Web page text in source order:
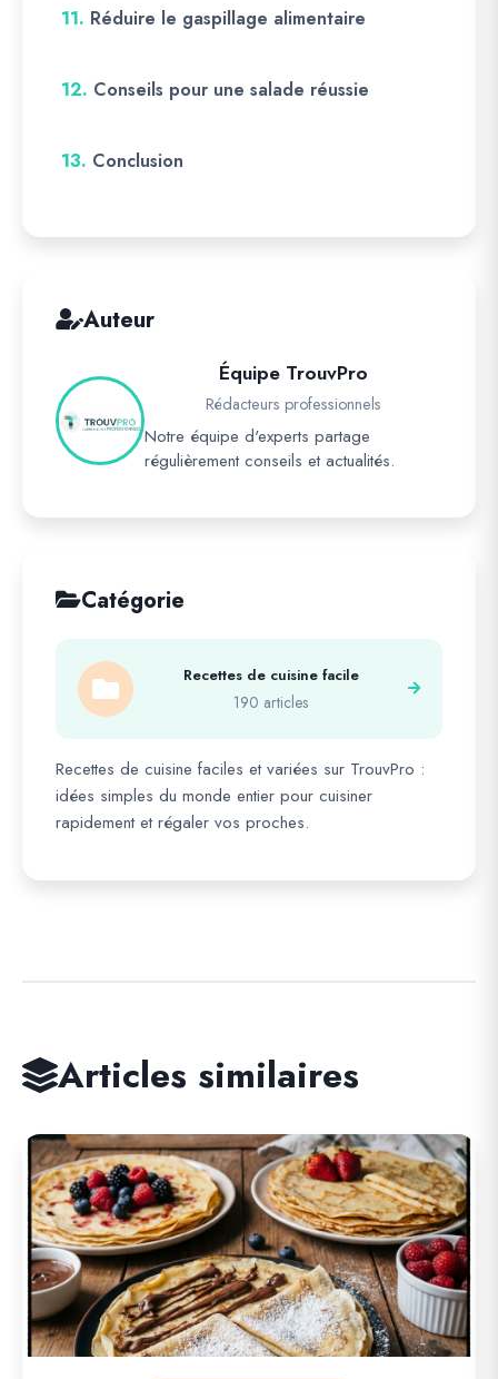
11. Réduire le gaspillage alimentaire
12. Conseils pour une salade réussie
13. Conclusion
Auteur
Équipe TrouvPro
Rédacteurs professionnels
Notre équipe d'experts partage
régulièrement conseils et actualités.
Catégorie
Recettes de cuisine facile
190 articles
Recettes de cuisine faciles et variées sur TrouvPro :
idées simples du monde entier pour cuisiner
rapidement et régaler vos proches.
Articles similaires